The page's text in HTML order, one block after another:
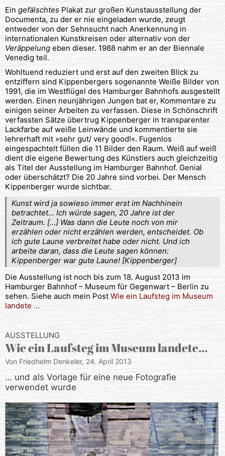
Ein gefälschtes Plakat zur großen Kunstausstellung der
Documenta, zu der er nie eingeladen wurde, zeugt
entweder von der Sehnsucht nach Anerkennung in
internationalen Kunstkreisen oder alternativ von der
Veräppelung eben dieser. 1988 nahm er an der Biennale
Venedig teil.
Wohltuend reduziert und erst auf den zweiten Blick zu
entziffern sind Kippenbergers sogenannte Weiße Bilder von
1991, die im Westflügel des Hamburger Bahnhofs ausgestellt
werden. Einen neunjährigen Jungen bat er, Kommentare zu
einigen seiner Arbeiten zu verfassen. Diese in Schönschrift
verfassten Sätze übertrug Kippenberger in transparenter
Lackfarbe auf weiße Leinwände und kommentierte sie
lehrerhaft mit »sehr gut/ very good!«. Fugenlos
eingespachtelt füllen die 11 Bilder den Raum. Weiß auf weiß
dient die eigene Bewertung des Künstlers auch gleichzeitig
als Titel der Ausstellung im Hamburger Bahnhof. Genial
oder überschätzt? Die 20 Jahre sind vorbei. Der Mensch
Kippenberger wurde sichtbar.
Kunst wird ja sowieso immer erst im Nachhinein
betrachtet… Ich würde sagen, 20 Jahre ist der
Zeitraum. […] Was dann die Leute noch von mir
erzählen oder nicht erzählen werden, entscheidet. Ob
ich gute Laune verbreitet habe oder nicht. Und ich
arbeite daran, dass die Leute sagen können:
Kippenberger war gute Laune! [Kippenberger]
Die Ausstellung ist noch bis zum 18. August 2013 im
Hamburger Bahnhof – Museum für Gegenwart – Berlin zu
sehen. Siehe auch mein Post Wie ein Laufsteg im Museum
landete …
AUSSTELLUNG
Wie ein Laufsteg im Museum landete…
Von Friedhelm Denkeler, 24. April 2013
… und als Vorlage für eine neue Fotografie
verwendet wurde